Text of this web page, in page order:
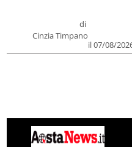
di
Cinzia Timpano
il 07/08/